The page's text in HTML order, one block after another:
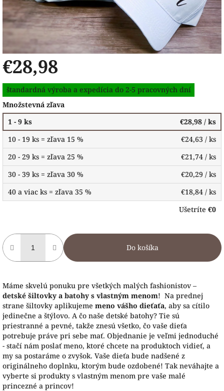
€28,98
Jednotková
cena:
štandardná výroba a expedícia do 2-5 pracovných dní
Množstevná zľava
1 - 9 ks
€28,98 / ks
10 - 19 ks = zľava 15 %
€24,63 / ks
20 - 29 ks = zľava 25 %
€21,74 / ks
30 - 39 ks = zľava 30 %
€20,29 / ks
40 a viac ks = zľava 35 %
€18,84 / ks
Ušetríte €0
Do košíka
Máme skvelú ponuku pre všetkých malých fashionistov –
detské šiltovky a batohy s vlastným menom! Na prednej
strane šiltovky aplikujeme meno vášho dieťaťa, aby sa cítilo
jedinečne a štýlovo. A čo naše detské batohy? Tie sú
priestranné a pevné, takže znesú všetko, čo vaše dieťa
potrebuje práve pri sebe mať. Objednanie je veľmi jednoduché
- stačí nám poslať meno, ktoré chcete na produktoch vidieť, a
my sa postaráme o zvyšok. Vaše dieťa bude nadšené z
originálneho doplnku, ktorým bude ozdobené! Tak neváhajte a
vyberte si produkty s vlastným menom pre vaše malé
princezné a princov!